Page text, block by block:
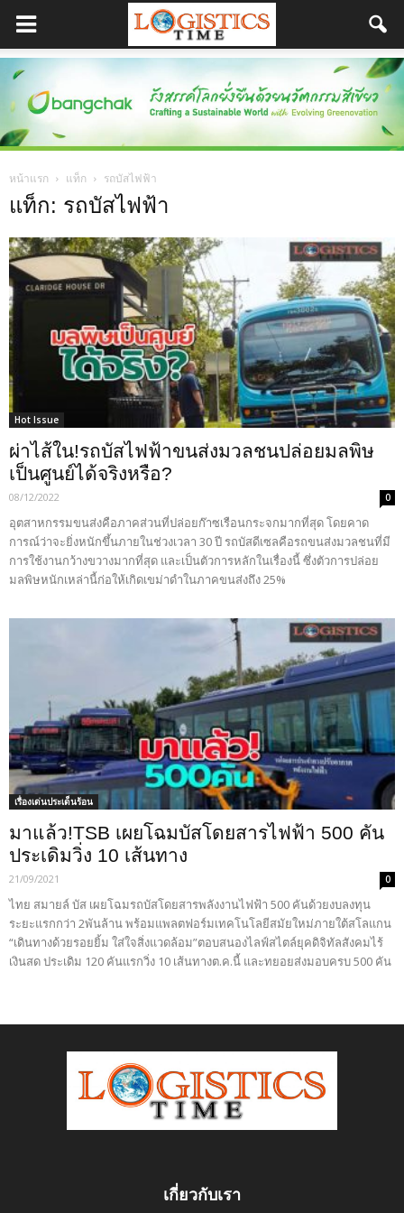
หน้าแรก แท็ก รถบัสไฟฟ้า
แท็ก: รถบัสไฟฟ้า
Hot Issue
ผ่าไส้ใน!รถบัสไฟฟ้าขนส่งมวลชนปล่อยมลพิษ
เป็นศูนย์ได้จริงหรือ?
08/12/2022 0
อุตสาหกรรมขนส่งคือภาคส่วนที่ปล่อยก๊าซเรือนกระจกมากที่สุด โดยคาด
การณ์ว่าจะยิ่งหนักขึ้นภายในช่วงเวลา 30 ปี รถบัสดีเซลคือรถขนส่งมวลชนที่มี
การใช้งานกว้างขวางมากที่สุด และเป็นตัวการหลักในเรื่องนี้ ซึ่งตัวการปล่อย
มลพิษหนักเหล่านี้ก่อให้เกิดเขม่าดำในภาคขนส่งถึง 25%
เรื่องเด่นประเด็นร้อน
มาแล้ว!TSB เผยโฉมบัสโดยสารไฟฟ้า 500 คัน
ประเดิมวิ่ง 10 เส้นทาง
21/09/2021 0
ไทย สมายล์ บัส เผยโฉมรถบัสโดยสารพลังงานไฟฟ้า 500 คันด้วยงบลงทุน
ระยะแรกกว่า 2พันล้าน พร้อมแพลตฟอร์มเทคโนโลยีสมัยใหม่ภายใต้สโลแกน
“เดินทางด้วยรอยยิ้ม ใส่ใจสิ่งแวดล้อม”ตอบสนองไลฟ์สไตล์ยุคดิจิทัลสังคมไร้
เงินสด ประเดิม 120 คันแรกวิ่ง 10 เส้นทางต.ค.นี้ และทยอยส่งมอบครบ 500 คัน
เกี่ยวกับเรา